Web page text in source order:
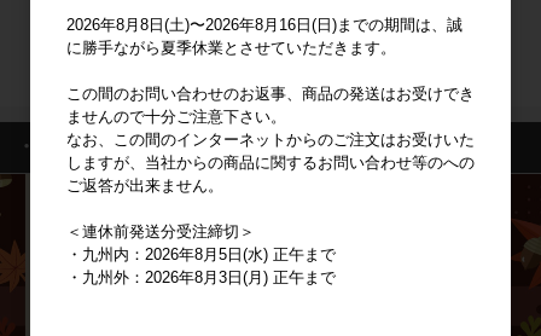
ログイン
・特集一覧
2026年8月8日(土)〜2026年8月16日(日)までの期間は、誠
に勝手ながら夏季休業とさせていただきます。
この間のお問い合わせのお返事、商品の発送はお受けでき
ませんので十分ご注意下さい。
なお、この間のインターネットからのご注文はお受けいた
しますが、当社からの商品に関するお問い合わせ等のへの
ご返答が出来ません。
＜連休前発送分受注締切＞
・九州内：2026年8月5日(水) 正午まで
・九州外：2026年8月3日(月) 正午まで